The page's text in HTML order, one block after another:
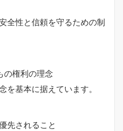
全性と信頼を守るための制
の権利の理念
を基本に据えています。
先されること